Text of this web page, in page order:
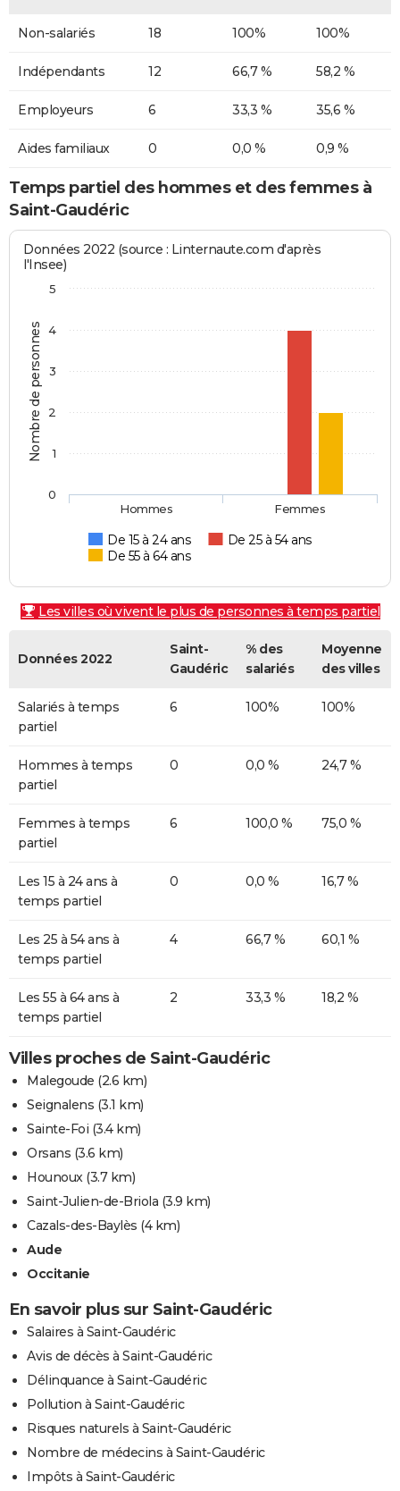
Non-salariés 18 100% 100%
Indépendants 12 66,7 % 58,2 %
Employeurs 6 33,3 % 35,6 %
Aides familiaux 0 0,0 % 0,9 %
Temps partiel des hommes et des femmes à
Saint-Gaudéric
Nombre de personnes
Données 2022 (source : Linternaute.com d'après
l'Insee)
De 15 à 24 ans
De 25 à 54 ans
De 55 à 64 ans
Hommes Femmes
0
1
2
3
4
5
Les villes où vivent le plus de personnes à temps partiel
Données 2022
Saint-
Gaudéric
% des
salariés
Moyenne
des villes
Salariés à temps
partiel
6 100% 100%
Hommes à temps
partiel
0 0,0 % 24,7 %
Femmes à temps
partiel
6 100,0 % 75,0 %
Les 15 à 24 ans à
temps partiel
0 0,0 % 16,7 %
Les 25 à 54 ans à
temps partiel
4 66,7 % 60,1 %
Les 55 à 64 ans à
temps partiel
2 33,3 % 18,2 %
Villes proches de Saint-Gaudéric
Malegoude (2.6 km)
Seignalens (3.1 km)
Sainte-Foi (3.4 km)
Orsans (3.6 km)
Hounoux(3.7 km)
Saint-Julien-de-Briola (3.9 km)
Cazals-des-Baylès (4 km)
Aude
Occitanie
En savoir plus sur Saint-Gaudéric
Salaires à Saint-Gaudéric
Avis de décès à Saint-Gaudéric
Délinquance à Saint-Gaudéric
Pollution à Saint-Gaudéric
Risques naturels à Saint-Gaudéric
Nombre de médecins à Saint-Gaudéric
Impôts à Saint-Gaudéric